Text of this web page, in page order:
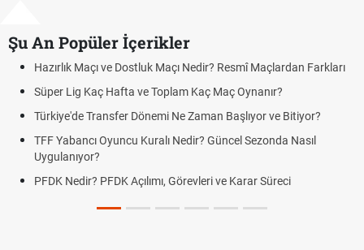
Şu An Popüler İçerikler
Hazırlık Maçı ve Dostluk Maçı Nedir? Resmî Maçlardan Farkları
Süper Lig Kaç Hafta ve Toplam Kaç Maç Oynanır?
Türkiye'de Transfer Dönemi Ne Zaman Başlıyor ve Bitiyor?
TFF Yabancı Oyuncu Kuralı Nedir? Güncel Sezonda Nasıl
Uygulanıyor?
PFDK Nedir? PFDK Açılımı, Görevleri ve Karar Süreci